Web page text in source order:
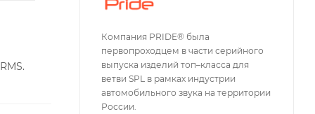
Компания PRIDE® была
первопроходцем в части серийного
выпуска изделий топ–класса для
ветви SPL в рамках индустрии
автомобильного звука на территории
России.